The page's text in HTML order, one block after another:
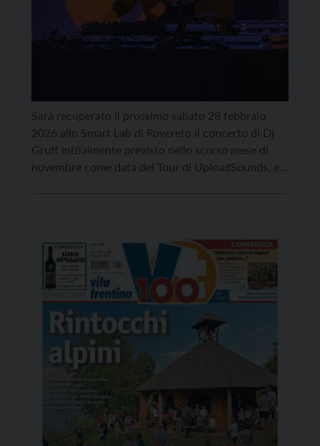
Sarà recuperato il prossimo sabato 28 febbraio
2026 allo Smart Lab di Rovereto il concerto di Dj
Gruff inizialmente previsto nello scorso mese di
novembre come data del Tour di UploadSounds, e